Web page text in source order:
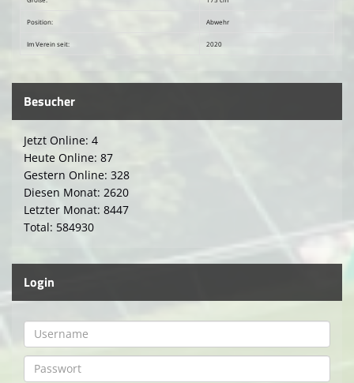
Position: Abwehr
Im Verein seit: 2020
Besucher
Jetzt Online: 4
Heute Online: 87
Gestern Online: 328
Diesen Monat: 2620
Letzter Monat: 8447
Total: 584930
Login